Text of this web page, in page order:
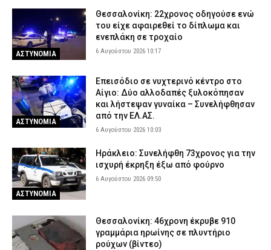
ΑΣΤΥΝΟΜΙΑ
Θεσσαλονίκη: 22χρονος οδηγούσε ενώ
του είχε αφαιρεθεί το δίπλωμα και
ενεπλάκη σε τροχαίο
6 Αυγούστου 2026 10:17
ΑΣΤΥΝΟΜΙΑ
Επεισόδιο σε νυχτερινό κέντρο στο
Αίγιο: Δύο αλλοδαπές ξυλοκόπησαν
και λήστεψαν γυναίκα – Συνελήφθησαν
από την ΕΛ.ΑΣ.
6 Αυγούστου 2026 10:03
ΑΣΤΥΝΟΜΙΑ
Ηράκλειο: Συνελήφθη 73χρονος για την
ισχυρή έκρηξη έξω από φούρνο
6 Αυγούστου 2026 09:50
Θεσσαλονίκη: 46χρονη έκρυβε 910
γραμμάρια ηρωίνης σε πλυντήριο
ρούχων (βίντεο)